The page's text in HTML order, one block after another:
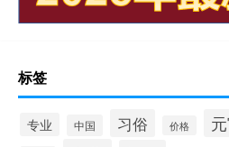
标签
专业 中国 习俗 价格